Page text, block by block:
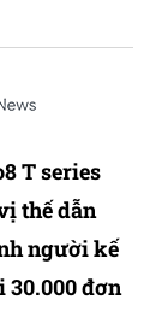
T series
thế dẫn
người kế
30.000 đơn